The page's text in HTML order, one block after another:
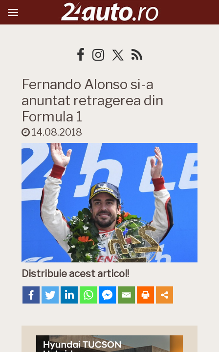
Fernando Alonso si-a
anuntat retragerea din
Formula 1
14.08.2018
Distribuie acest articol!